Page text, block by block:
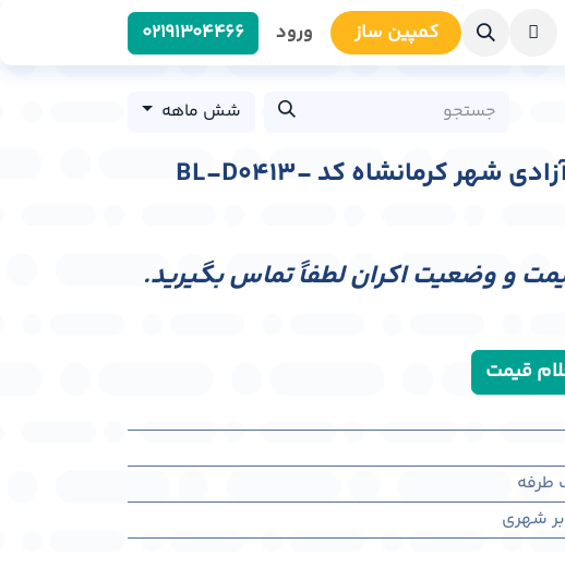
کمپین سا​​ز ورود 0219​1304466
شش ماهه
بیلبورد میدان آزادی شهر کرمانشاه کد BL-D0413-
و وضعیت اکران لطفاً تماس بگیرید.
قیمت
طرفه
شهری